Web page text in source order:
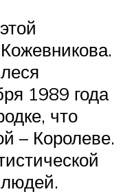
1989 года
что
– Королеве.